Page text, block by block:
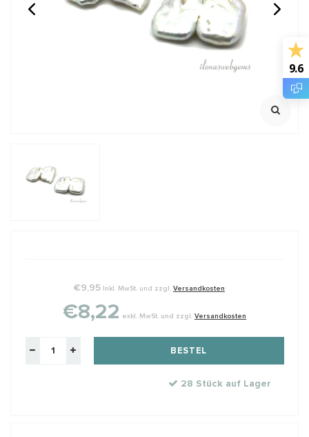
2 meter met naald
Incl. btw
€2,02
€9,95 Inkl. MwSt. und zzgl. Versandkosten
€8,22 exkl. MwSt. und zzgl. Versandkosten
BESTEL
28 Stück auf Lager
9.6